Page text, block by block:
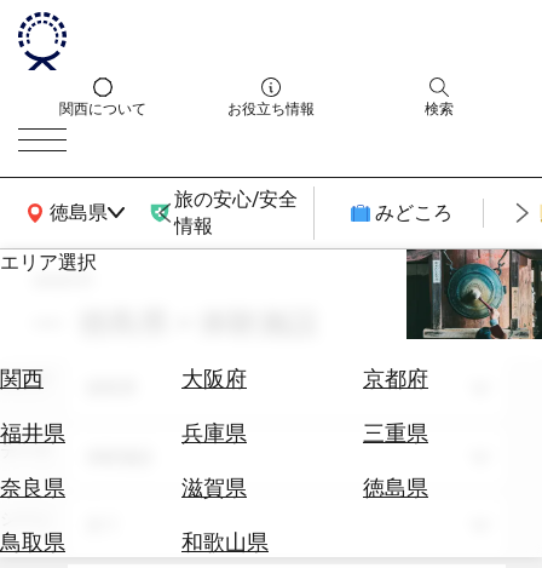
関西について お役立ち情報 検索
徳島県
関西広域MAP
旅の安心/安全
情報
みどころ
エリア選択
関西 大阪府
京都府
福井県
兵庫県
三重県
奈良県
滋賀県
徳島県
鳥取県
和歌山県
エ
券
テ
を
search
エリア
テーマ